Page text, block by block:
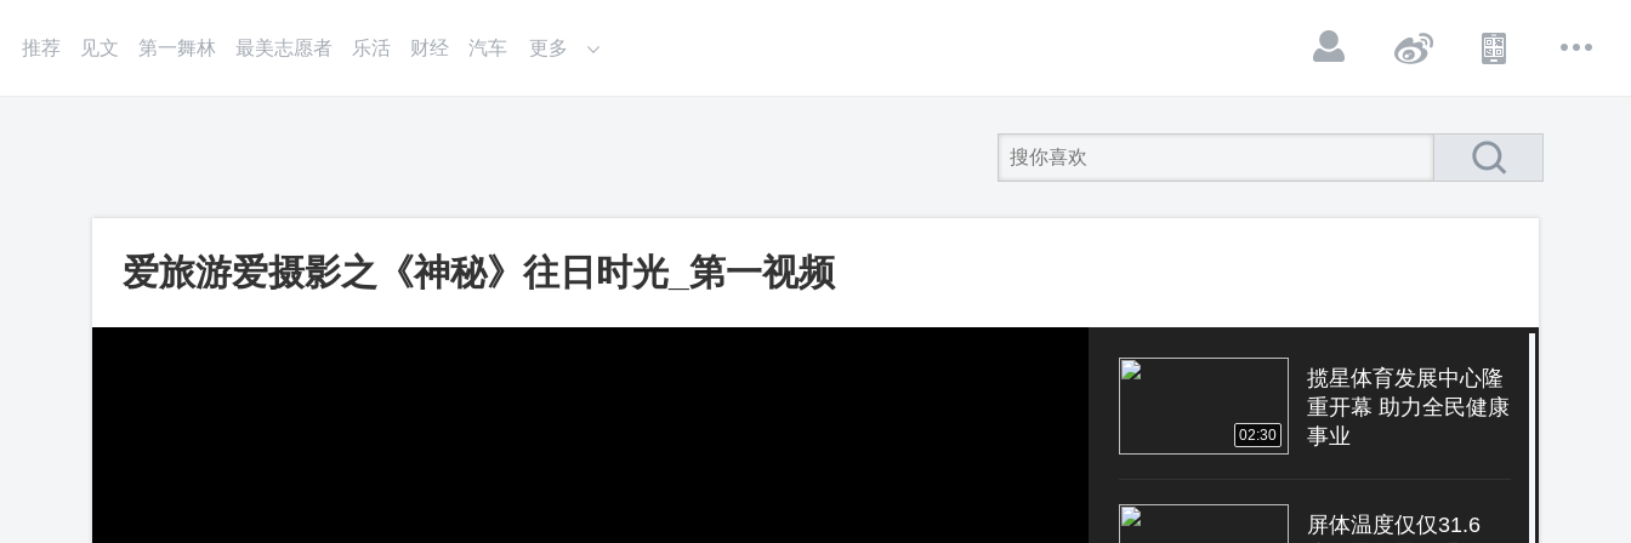
推荐 见文 第一舞林 最美志愿者 乐活 财经 汽车 更多
爱旅游爱摄影之《神秘》往日时光_第一视频
02:30
揽星体育发展中心隆
重开幕 助力全民健康
事业
屏体温度仅仅31.6